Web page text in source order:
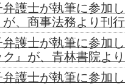
弁護士が執筆に参加
、商事法務より刊
弁護士が執筆に参加
』が、青林書院よ
弁護士が執筆に参加